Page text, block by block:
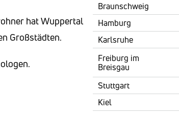
hat Wuppertal
Großstädten.
Braunschweig
Hamburg
Karlsruhe
Freiburg im
Breisgau
Stuttgart
Kiel